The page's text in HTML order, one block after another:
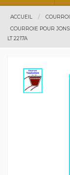
ACCUEIL
COURROIE POUR
LT 2217A